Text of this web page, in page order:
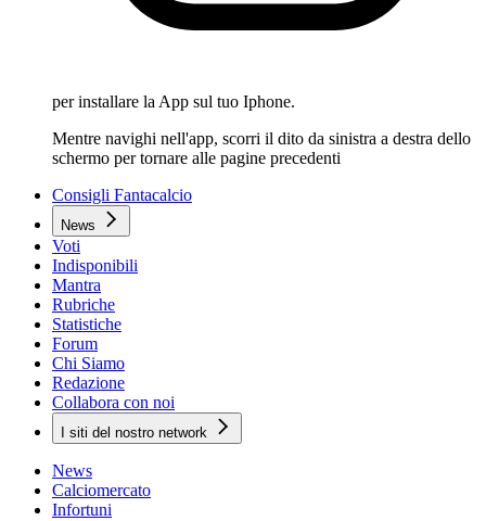
per installare la App sul tuo Iphone.
Mentre navighi nell'app, scorri il dito da sinistra a destra dello
schermo per tornare alle pagine precedenti
Consigli Fantacalcio
News
Voti
Indisponibili
Mantra
Rubriche
Statistiche
Forum
Chi Siamo
Redazione
Collabora con noi
I siti del nostro network
News
Calciomercato
Infortuni